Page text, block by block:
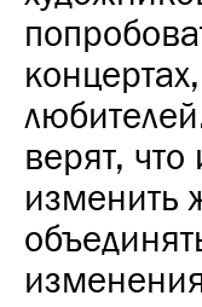
верят, что
изменить